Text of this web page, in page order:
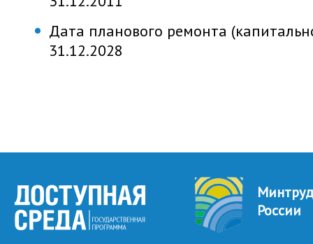
Дата планового ремонта
31.12.2028
Минтруд
России